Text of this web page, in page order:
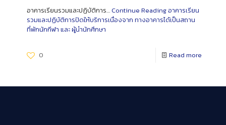
อาคารเรียนรวมและปฏิบัติการ… Continue Readingอาคารเรียน
รวมและปฏิบัติการปิดให้บริการเนื่องจาก ทางอาคารได้เป็นสถาน
ที่พักนักกีฬา และ ผู้นำนักศึกษา
0 Read more